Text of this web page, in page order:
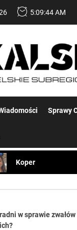
5:09:45 AM
Sprawy
Koper – część 2.
Uwaga Dębieńsko
Ilu mieszkańców
Dość
w sprawie zwałów